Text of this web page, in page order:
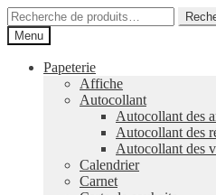
Aller
à
la
navigation
Aller
au
contenu
Recherche
pour :
Menu
Papeterie
Affiche
Autocollant
Autocollant des
Autocollant des
Autocollant des
Calendrier
Carnet